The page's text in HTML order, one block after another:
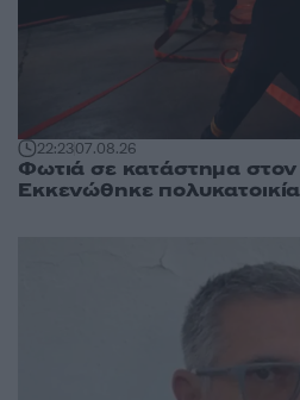
22:2307.08.26
Φωτιά σε κατάστημα
Εκκενώθηκε πολυκατοικία